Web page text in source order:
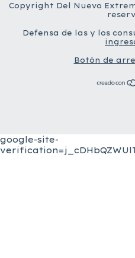
Copyright Del Nuevo
Defensa de las y los
Botón de
google-site-